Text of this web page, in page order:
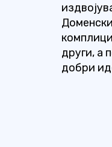
други, а
добри